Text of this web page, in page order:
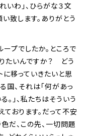
いわ」、ひらがな３文
い致します。ありがとう
プでしたか。ところで
たいんですか？ どう
に移っていきたいと思
国、それは「何があっ
」、私たちはそういう
おります。だって不安
だ、この先、一切問題